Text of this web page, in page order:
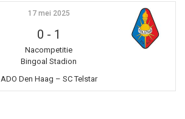
17 mei 2025
0 - 1
Nacompetitie
Bingoal Stadion
ADO Den Haag – SC Telstar